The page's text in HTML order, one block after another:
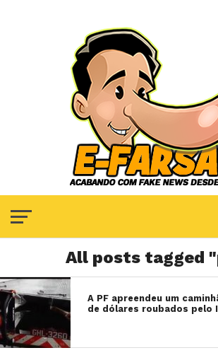
All posts tagged
A PF apreendeu um
de dólares roubados pelo